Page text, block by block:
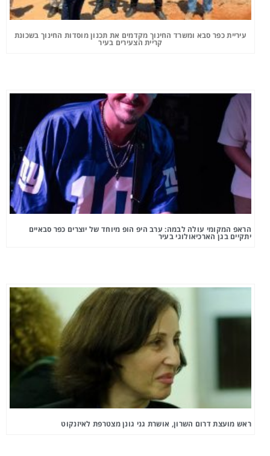
עיריית כפר סבא ומשרד החינוך מקדמים את תכנון מוסדות החינוך בשכונת
קריית הצעירים בעיר
הראפ המקומי עולה לבמה: ערב היפ הופ מיוחד של יוצרים כפר סבאיים
יתקיים בגן הארכיאולוגי בעיר
ראש מועצת דרום השרון, אושרת גני גונן מצטרפת לאיזנקוט